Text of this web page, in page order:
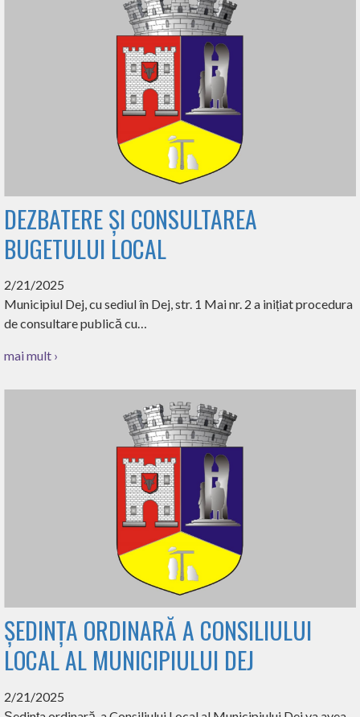
DEZBATERE ȘI CONSULTAREA
BUGETULUI LOCAL
2/21/2025
Municipiul Dej, cu sediul în Dej, str. 1 Mai nr. 2 a inițiat procedura
de consultare publică cu…
mai mult ›
ȘEDINȚA ORDINARĂ A CONSILIULUI
LOCAL AL MUNICIPIULUI DEJ
2/21/2025